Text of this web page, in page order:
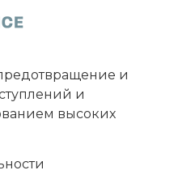
и
и
высоких